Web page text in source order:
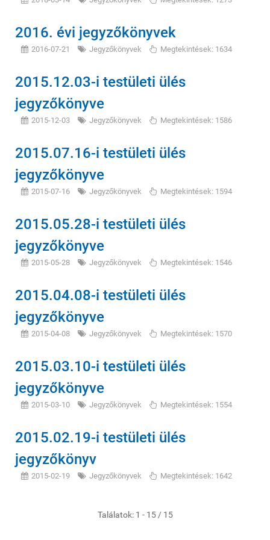
2016. évi jegyzőkönyvek
2016-07-21 Jegyzőkönyvek Megtekintések: 1634
2015.12.03-i testületi ülés
jegyzőkönyve
2015-12-03 Jegyzőkönyvek Megtekintések: 1586
2015.07.16-i testületi ülés
jegyzőkönyve
2015-07-16 Jegyzőkönyvek Megtekintések: 1594
2015.05.28-i testületi ülés
jegyzőkönyve
2015-05-28 Jegyzőkönyvek Megtekintések: 1546
2015.04.08-i testületi ülés
jegyzőkönyve
2015-04-08 Jegyzőkönyvek Megtekintések: 1570
2015.03.10-i testületi ülés
jegyzőkönyve
2015-03-10 Jegyzőkönyvek Megtekintések: 1554
2015.02.19-i testületi ülés
jegyzőkönyv
2015-02-19 Jegyzőkönyvek Megtekintések: 1642
Találatok: 1 - 15 / 15